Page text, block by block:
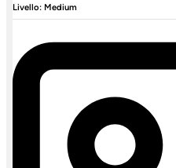
Livello: Medium